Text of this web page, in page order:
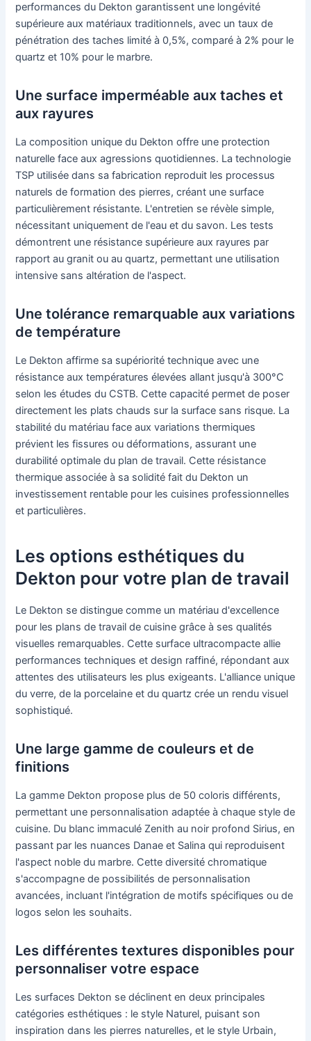
performances du Dekton garantissent une longévité
supérieure aux matériaux traditionnels, avec un taux de
pénétration des taches limité à 0,5%, comparé à 2% pour le
quartz et 10% pour le marbre.
Une surface imperméable aux taches et
aux rayures
La composition unique du Dekton offre une protection
naturelle face aux agressions quotidiennes. La technologie
TSP utilisée dans sa fabrication reproduit les processus
naturels de formation des pierres, créant une surface
particulièrement résistante. L'entretien se révèle simple,
nécessitant uniquement de l'eau et du savon. Les tests
démontrent une résistance supérieure aux rayures par
rapport au granit ou au quartz, permettant une utilisation
intensive sans altération de l'aspect.
Une tolérance remarquable aux variations
de température
Le Dekton affirme sa supériorité technique avec une
résistance aux températures élevées allant jusqu'à 300°C
selon les études du CSTB. Cette capacité permet de poser
directement les plats chauds sur la surface sans risque. La
stabilité du matériau face aux variations thermiques
prévient les fissures ou déformations, assurant une
durabilité optimale du plan de travail. Cette résistance
thermique associée à sa solidité fait du Dekton un
investissement rentable pour les cuisines professionnelles
et particulières.
Les options esthétiques du
Dekton pour votre plan de travail
Le Dekton se distingue comme un matériau d'excellence
pour les plans de travail de cuisine grâce à ses qualités
visuelles remarquables. Cette surface ultracompacte allie
performances techniques et design raffiné, répondant aux
attentes des utilisateurs les plus exigeants. L'alliance unique
du verre, de la porcelaine et du quartz crée un rendu visuel
sophistiqué.
Une large gamme de couleurs et de
finitions
La gamme Dekton propose plus de 50 coloris différents,
permettant une personnalisation adaptée à chaque style de
cuisine. Du blanc immaculé Zenith au noir profond Sirius, en
passant par les nuances Danae et Salina qui reproduisent
l'aspect noble du marbre. Cette diversité chromatique
s'accompagne de possibilités de personnalisation
avancées, incluant l'intégration de motifs spécifiques ou de
logos selon les souhaits.
Les différentes textures disponibles pour
personnaliser votre espace
Les surfaces Dekton se déclinent en deux principales
catégories esthétiques : le style Naturel, puisant son
inspiration dans les pierres naturelles, et le style Urbain,